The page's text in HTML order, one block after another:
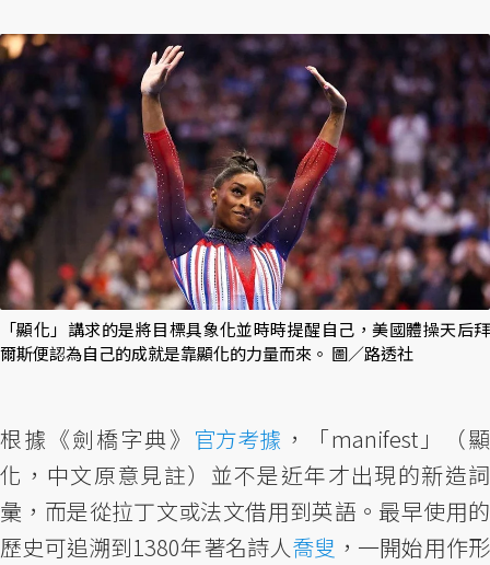
「顯化」講求的是將目標具象化並時時提醒自己，美國體操天后拜
爾斯便認為自己的成就是靠顯化的力量而來。 圖／路透社
根據《劍橋字典》 官方考據 ，「manifest」（顯
化，中文原意見註）並不是近年才出現的新造詞
彙，而是從拉丁文或法文借用到英語。最早使用的
歷史可追溯到1380年著名詩人喬叟 ，一開始用作形